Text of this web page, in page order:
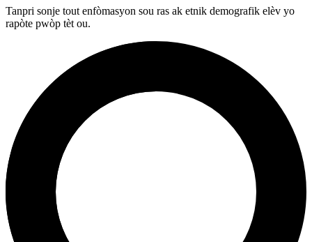
Tanpri sonje tout enfòmasyon sou ras ak etnik demografik elèv yo
rapòte pwòp tèt ou.